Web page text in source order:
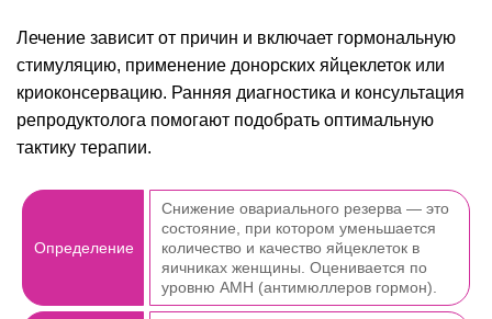
Лечение зависит от причин и включает гормональную
стимуляцию, применение донорских яйцеклеток или
криоконсервацию. Ранняя диагностика и консультация
репродуктолога помогают подобрать оптимальную
тактику терапии.
Определение
Снижение овариального резерва — это
состояние, при котором уменьшается
количество и качество яйцеклеток в
яичниках женщины. Оценивается по
уровню AMH (антимюллеров гормон).